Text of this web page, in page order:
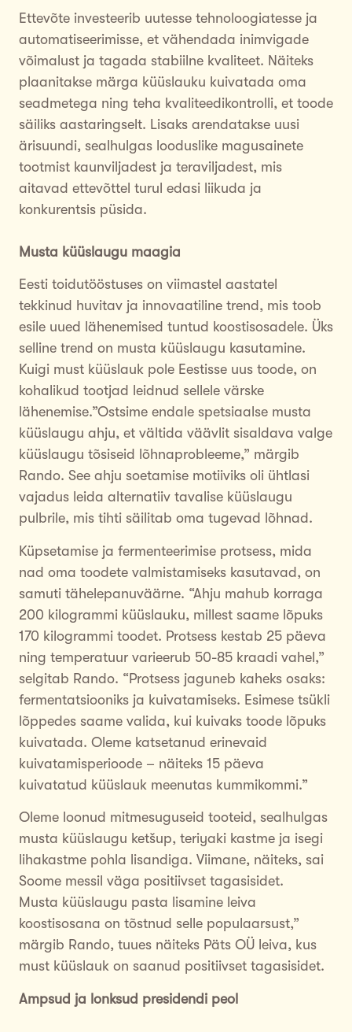
Ettevõte investeerib uutesse tehnoloogiatesse ja
automatiseerimisse, et vähendada inimvigade
võimalust ja tagada stabiilne kvaliteet. Näiteks
plaanitakse märga küüslauku kuivatada oma
seadmetega ning teha kvaliteedikontrolli, et toode
säiliks aastaringselt. Lisaks arendatakse uusi
ärisuundi, sealhulgas looduslike magusainete
tootmist kaunviljadest ja teraviljadest, mis
aitavad ettevõttel turul edasi liikuda ja
konkurentsis püsida.
Musta küüslaugu maagia
Eesti toidutööstuses on viimastel aastatel
tekkinud huvitav ja innovaatiline trend, mis toob
esile uued lähenemised tuntud koostisosadele. Üks
selline trend on musta küüslaugu kasutamine.
Kuigi must küüslauk pole Eestisse uus toode, on
kohalikud tootjad leidnud sellele värske
lähenemise.”Ostsime endale spetsiaalse musta
küüslaugu ahju, et vältida väävlit sisaldava valge
küüslaugu tõsiseid lõhnaprobleeme,” märgib
Rando. See ahju soetamise motiiviks oli ühtlasi
vajadus leida alternatiiv tavalise küüslaugu
pulbrile, mis tihti säilitab oma tugevad lõhnad.
Küpsetamise ja fermenteerimise protsess, mida
nad oma toodete valmistamiseks kasutavad, on
samuti tähelepanuväärne. “Ahju mahub korraga
200 kilogrammi küüslauku, millest saame lõpuks
170 kilogrammi toodet. Protsess kestab 25 päeva
ning temperatuur varieerub 50-85 kraadi vahel,”
selgitab Rando. “Protsess jaguneb kaheks osaks:
fermentatsiooniks ja kuivatamiseks. Esimese tsükli
lõppedes saame valida, kui kuivaks toode lõpuks
kuivatada. Oleme katsetanud erinevaid
kuivatamisperioode – näiteks 15 päeva
kuivatatud küüslauk meenutas kummikommi.”
Oleme loonud mitmesuguseid tooteid, sealhulgas
musta küüslaugu ketšup, teriyaki kastme ja isegi
lihakastme pohla lisandiga. Viimane, näiteks, sai
Soome messil väga positiivset tagasisidet.
Musta küüslaugu pasta lisamine leiva
koostisosana on tõstnud selle populaarsust,”
märgib Rando, tuues näiteks Päts OÜ leiva, kus
must küüslauk on saanud positiivset tagasisidet.
Ampsud ja lonksud presidendi peol